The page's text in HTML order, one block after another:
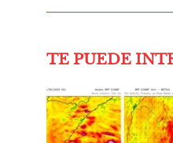
TE PUEDE